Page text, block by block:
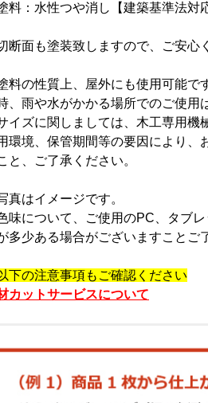
料：水性つや消し【建築基準法
断面も塗装致しますので、ご安心
料の性質上、屋外にも使用可能で
、雨や水がかかる場所でのご使用
イズに関しましては、木工専用機
環境、保管期間等の要因により、
と、ご了承ください。
真はイメージです。
味について、ご使用のPC、タブ
多少ある場合がございますことご
下の注意事項もご確認ください
カットサービスについて